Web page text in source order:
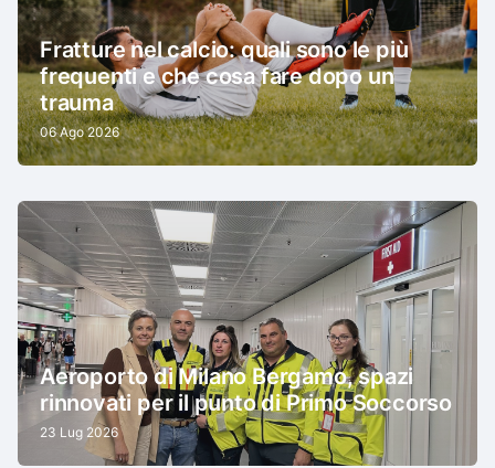
Fratture nel calcio: quali sono le più
frequenti e che cosa fare dopo un
trauma
06 Ago 2026
Aeroporto di Milano Bergamo, spazi
rinnovati per il punto di Primo Soccorso
23 Lug 2026